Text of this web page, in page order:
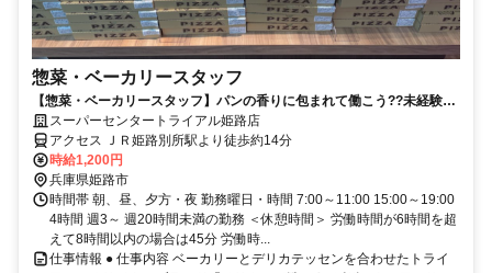
惣菜・ベーカリースタッフ
【惣菜・ベーカリースタッフ】パンの香りに包まれて働こう??未経験
OKです！
スーパーセンタートライアル姫路店
アクセス ＪＲ姫路別所駅より徒歩約14分
時給1,200円
兵庫県姫路市
時間帯 朝、昼、夕方・夜 勤務曜日・時間 7:00～11:00 15:00～19:00
4時間 週3～ 週20時間未満の勤務 ＜休憩時間＞ 労働時間が6時間を超
えて8時間以内の場合は45分 労働時...
仕事情報 ● 仕事内容 ベーカリーとデリカテッセンを合わせたトライ